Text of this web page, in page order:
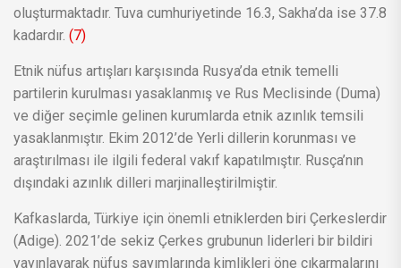
oluşturmaktadır. Tuva cumhuriyetinde 16.3, Sakha’da ise 37.8
kadardır. (7)
Etnik nüfus artışları karşısında Rusya’da etnik temelli
partilerin kurulması yasaklanmış ve Rus Meclisinde (Duma)
ve diğer seçimle gelinen kurumlarda etnik azınlık temsili
yasaklanmıştır. Ekim 2012’de Yerli dillerin korunması ve
araştırılması ile ilgili federal vakıf kapatılmıştır. Rusça’nın
dışındaki azınlık dilleri marjinalleştirilmiştir.
Kafkaslarda, Türkiye için önemli etniklerden biri Çerkeslerdir
(Adige). 2021’de sekiz Çerkes grubunun liderleri bir bildiri
yayınlayarak nüfus sayımlarında kimlikleri öne çıkarmalarını